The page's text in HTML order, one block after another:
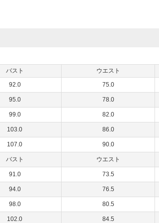
バスト ウエスト
92.0 75.0
95.0 78.0
99.0 82.0
103.0 86.0
107.0 90.0
バスト ウエスト
91.0 73.5
94.0 76.5
98.0 80.5
102.0 84.5